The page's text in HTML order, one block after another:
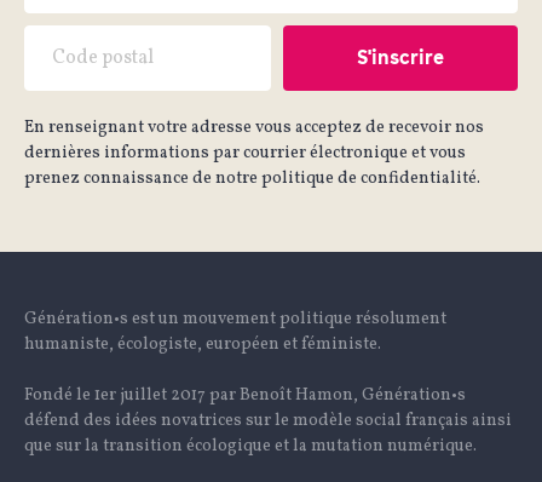
En renseignant votre adresse vous acceptez de recevoir nos
dernières informations par courrier électronique et vous
prenez connaissance de notre politique de confidentialité.
Génération•s est un mouvement politique résolument
humaniste, écologiste, européen et féministe.
Fondé le 1er juillet 2017 par Benoît Hamon, Génération•s
défend des idées novatrices sur le modèle social français ainsi
que sur la transition écologique et la mutation numérique.